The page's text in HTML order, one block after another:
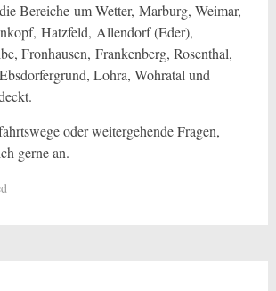
Bereiche um Wetter, Marburg, Weimar,
Hatzfeld, Allendorf (Eder),
Fronhausen, Frankenberg, Rosenthal,
Lohra, Wohratal und
oder weitergehende Fragen,
gerne an.